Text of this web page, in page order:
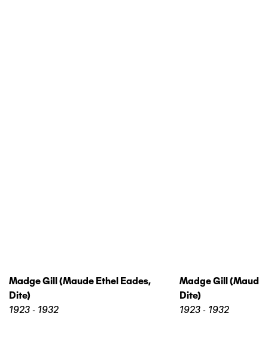
Madge Gill (maude Ethel Eades,
Dite)
1923 - 1932
Madge Gill (maude
Dite)
1923 - 1932